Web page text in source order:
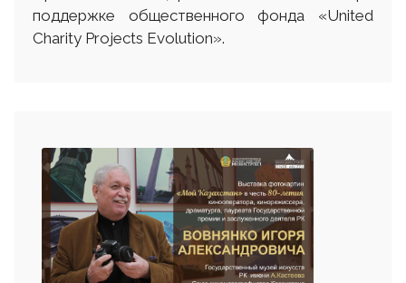
поддержке общественного фонда «United
Charity Projects Evolution».